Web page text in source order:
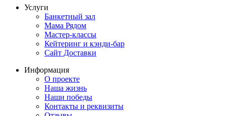
Услуги
Банкетный зал
Мама Рядом
Мастер-классы
Кейтеринг и кэнди-бар
Сайт Доставки
Информация
О проекте
Наша жизнь
Наши победы
Контакты и реквизиты